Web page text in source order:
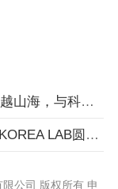
，与科研同行...
LAB圆满结束
公司 版权所有 申